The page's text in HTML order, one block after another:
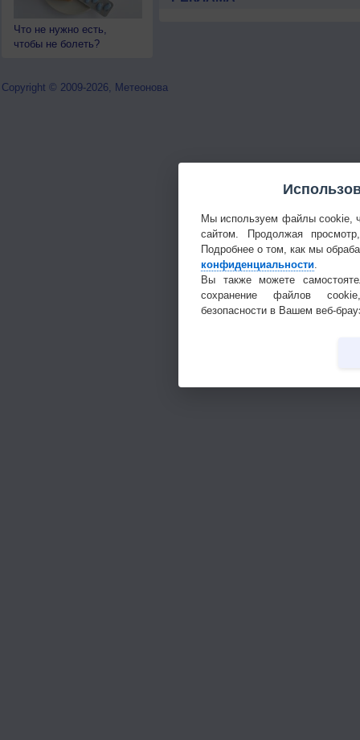
Что не нужно есть,
чтобы не болеть?
Copyright © 2009-2026, Метеонова
Мы используем файлы cookie,
сайтом. Продолжая
Подробнее о том, как мы
конфиденциальности.
Вы также можете
сохранение файлов
безопасности в Вашем веб-